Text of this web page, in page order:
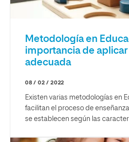
Metodología en
importancia de aplicar
adecuada
08 / 02 / 2022
Existen varias metodologías en
facilitan el proceso de
se establecen según las